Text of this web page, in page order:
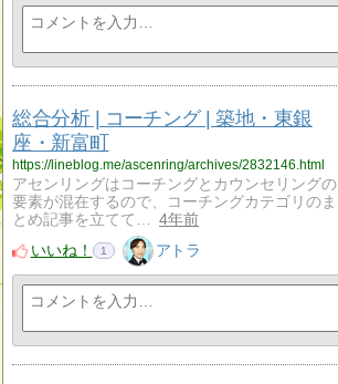
総合分析 | コーチング | 築地・東銀
座・新富町
https://lineblog.me/ascenring/archives/2832146.html
アセンリングはコーチングとカウンセリングの
要素が混在するので、コーチングカテゴリのま
とめ記事を立てて…
4年前
いいね！
1 アトラ